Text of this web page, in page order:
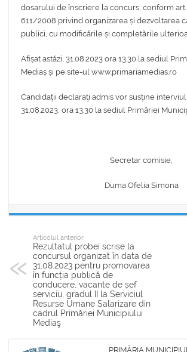
dosarului de înscriere la concurs, conform
611/2008 privind organizarea și dezvoltarea
publici, cu modificările și completările
Afișat astăzi, 31.08.2023 ora 13.30 la sediul
Mediaș și pe site-ul www.primariamedias.ro
Candidaţii declaraţi admis vor susţine
31.08.2023, ora 13.30 la sediul Primăriei
Secretar comisie,
Duma Ofelia Simona
Articolul anterior
Rezultatul probei scrise la
concursul organizat în data de
31.08.2023 pentru promovarea
în funcția publică de
conducere, vacante de șef
serviciu, gradul II la Serviciul
Resurse Umane Salarizare din
cadrul Primăriei Municipiului
Mediaş
PRIMĂRIA